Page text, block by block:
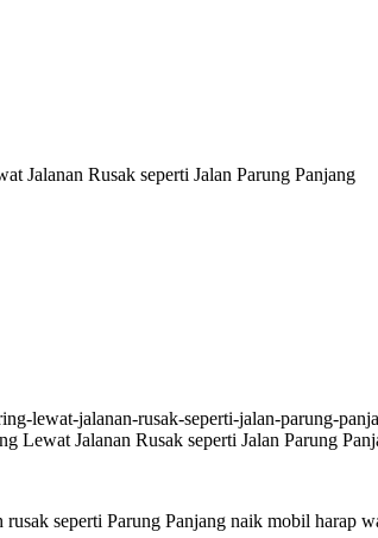
Jalanan Rusak seperti Jalan Parung Panjang
Lewat Jalanan Rusak seperti Jalan Parung
seperti Parung Panjang naik mobil harap